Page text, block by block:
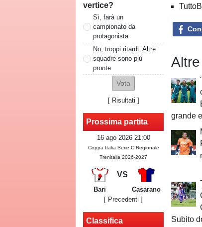
vertice?
Sì, farà un
campionato da
protagonista
No, troppi ritardi. Altre
squadre sono più
pronte
[ Risultati ]
Prossima partita
16 ago 2026 21:00
Coppa Italia Serie C Regionale
Trenitalia 2026-2027
VS
Bari
Casarano
[ Precedenti ]
Classifica
grande
Subito